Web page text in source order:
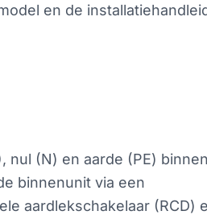
en de
(N) en aarde (PE)
binnenunit via een
aardlekschakelaar (RCD)